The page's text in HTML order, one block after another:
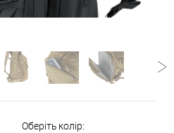
Оберіть колір: